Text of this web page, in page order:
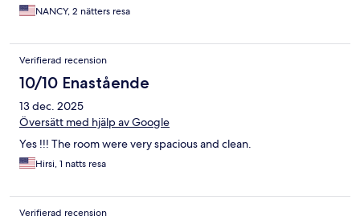
NANCY, 2 nätters resa
Verifierad recension
10/10 Enastående
13 dec. 2025
Översätt med hjälp av Google
Yes !!! The room were very spacious and clean.
Hirsi, 1 natts resa
Verifierad recension